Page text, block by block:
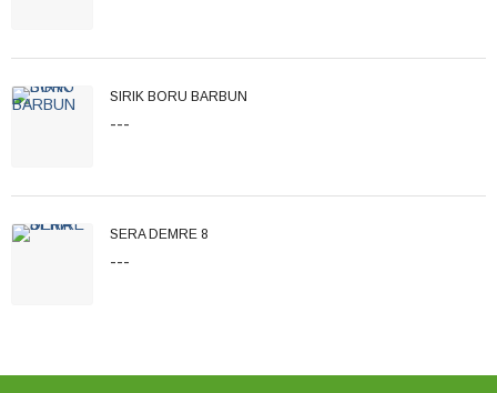
SIRIK BORU BARBUN
---
SERA DEMRE 8
---